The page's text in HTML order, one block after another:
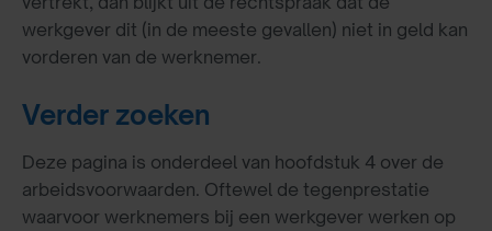
werkgever dit (in de meeste gevallen) niet in geld kan
vorderen van de werknemer.
Verder zoeken
Deze pagina is onderdeel van hoofdstuk 4 over de
arbeidsvoorwaarden. Oftewel de tegenprestatie
waarvoor werknemers bij een werkgever werken op